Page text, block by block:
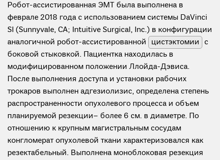
Робот-ассистированная ЭМТ была выполнена в
феврале 2018 года с использованием системы DaVinci
SI (Sunnyvale, CA; Intuitive Surgical, Inc.) в конфигурации
аналогичной робот-ассистированной цистэктомии с
боковой стыковкой. Пациентка находилась в
модифицированном положении Ллойда-Дэвиса.
После выполнения доступа и установки рабочих
трокаров выполнен адгезиолизис, определена степень
распространенности опухолевого процесса и объем
планируемой резекции– более 6 см. в диаметре. По
отношению к крупным магистральным сосудам
конгломерат опухолевой ткани характеризовался как
резектабельный. Выполнена моноблоковая резекция